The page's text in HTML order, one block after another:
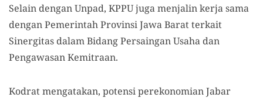
Selain dengan Unpad, KPPU juga menjalin kerja sama
dengan Pemerintah Provinsi Jawa Barat terkait
Sinergitas dalam Bidang Persaingan Usaha dan
Pengawasan Kemitraan.
Kodrat mengatakan, potensi perekonomian Jabar